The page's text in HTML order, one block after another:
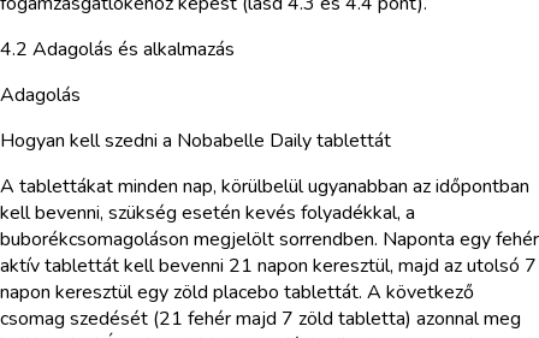
4.2 Adagolás és alkalmazás
Adagolás
Hogyan kell szedni a Nobabelle Daily tablettát
A tablettákat minden nap, körülbelül ugyanabban az időpontban
kell bevenni, szükség esetén kevés folyadékkal, a
buborékcsomagoláson megjelölt sorrendben. Naponta egy fehér
aktív tablettát kell bevenni 21 napon keresztül, majd az utolsó 7
napon keresztül egy zöld placebo tablettát. A következő
csomag szedését (21 fehér majd 7 zöld tabletta) azonnal meg